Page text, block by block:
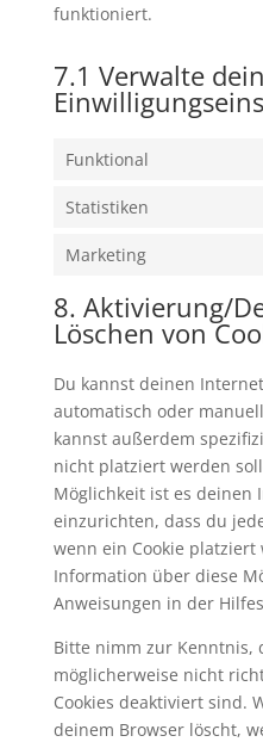
funktioniert.
7.1 Verwalte
Funktional
Statistiken
Marketing
8. Aktivierung/
Löschen von
Du kannst deinen
automatisch oder
kannst außerdem
nicht platziert werden
Möglichkeit ist es
einzurichten, dass du
wenn ein Cookie platziert
Information über diese
Anweisungen in der
Bitte nimm zur Kenntnis,
möglicherweise nicht
Cookies deaktiviert sind.
deinem Browser löscht,